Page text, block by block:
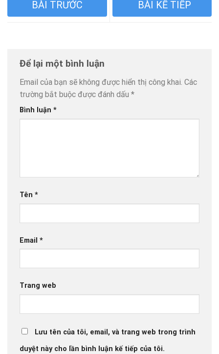
ĐIỆN BIÊN TỔ CHỨC CHUỖI
(27/2/1955 – 27/2/2025)
Để lại một bình luận
Email của bạn sẽ không được hiển thị công khai. Các
trường bắt buộc được đánh dấu *
Bình luận *
Tên *
Email *
Trang web
Lưu tên của tôi, email, và trang web trong trình
duyệt này cho lần bình luận kế tiếp của tôi.